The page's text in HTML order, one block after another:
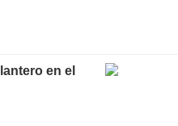
en el